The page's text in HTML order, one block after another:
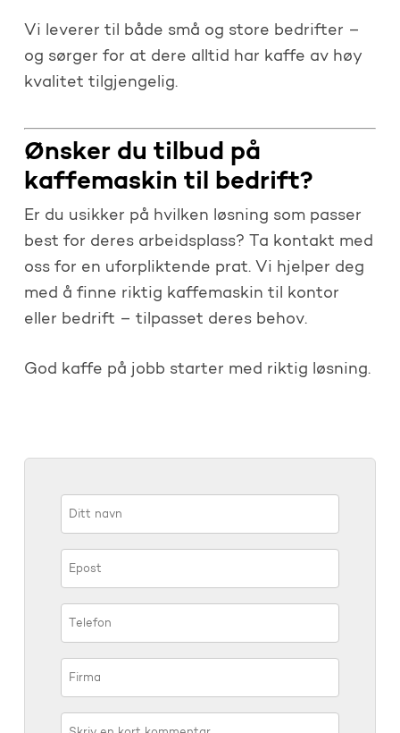
Vi leverer til både små og store bedrifter –
og sørger for at dere alltid har kaffe av høy
kvalitet tilgjengelig.
Ønsker du tilbud på
kaffemaskin til bedrift?
Er du usikker på hvilken løsning som passer
best for deres arbeidsplass? Ta kontakt med
oss for en uforpliktende prat. Vi hjelper deg
med å finne riktig kaffemaskin til kontor
eller bedrift – tilpasset deres behov.
God kaffe på jobb starter med riktig løsning.